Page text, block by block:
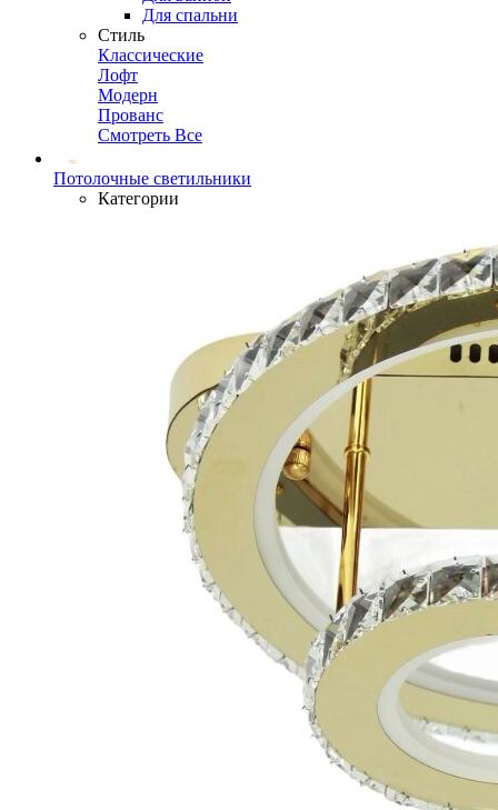
Для спальни
Стиль
Классические
Лофт
Модерн
Прованс
Смотреть Все
Потолочные светильники
Категории